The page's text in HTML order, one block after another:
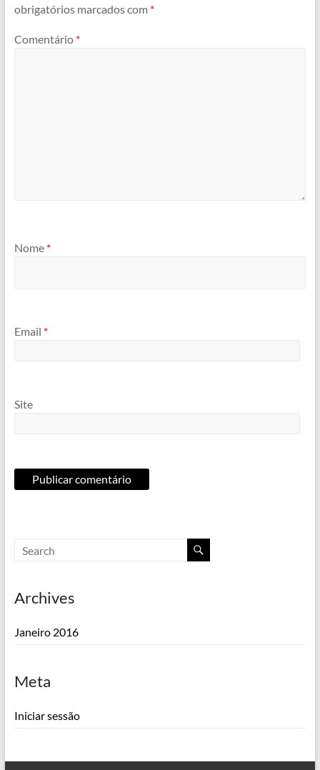
obrigatórios marcados com *
Comentário *
Nome *
Email *
Site
Archives
Janeiro 2016
Meta
Iniciar sessão